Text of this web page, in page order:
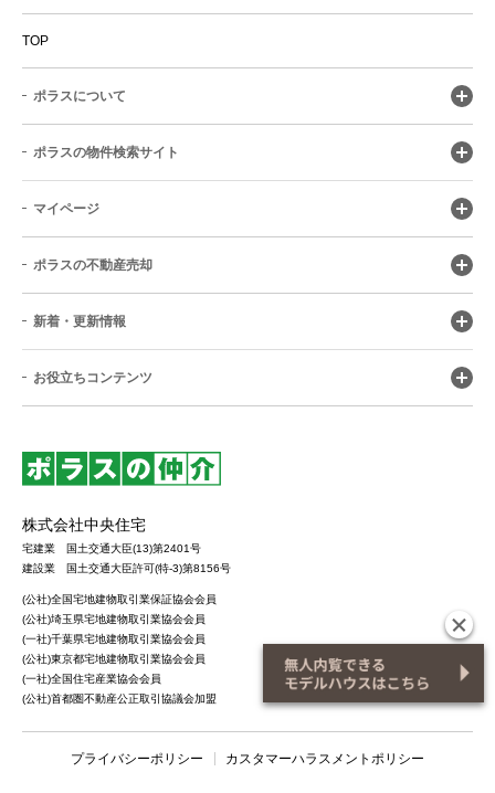
TOP
ポラスについて
ポラスの物件検索サイト
マイページ
ポラスの不動産売却
新着・更新情報
お役立ちコンテンツ
株式会社中央住宅
宅建業 国土交通大臣(13)第2401号
建設業 国土交通大臣許可(特-3)第8156号
(公社)全国宅地建物取引業保証協会会員
(公社)埼玉県宅地建物取引業協会会員
(一社)千葉県宅地建物取引業協会会員
(公社)東京都宅地建物取引業協会会員
(一社)全国住宅産業協会会員
(公社)首都圏不動産公正取引協議会加盟
プライバシーポリシー カスタマーハラスメントポリシー